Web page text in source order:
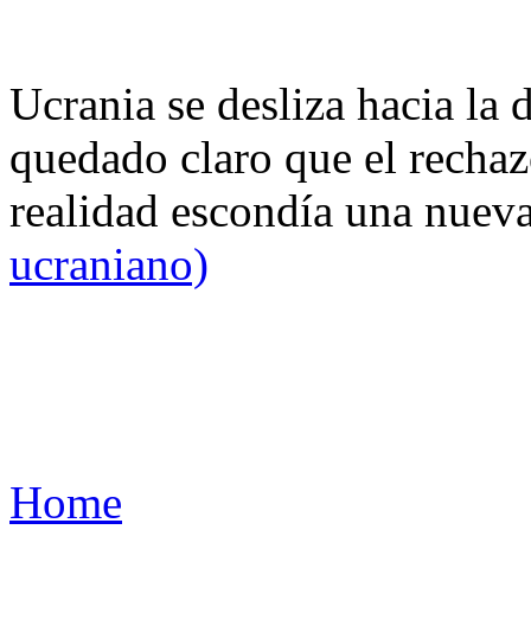
Ucrania se desliza hacia
quedado claro que el
realidad escondía una
ucraniano)
Home